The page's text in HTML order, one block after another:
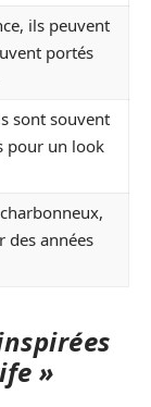
ils peuvent
portés
sont souvent
pour un look
des années
»